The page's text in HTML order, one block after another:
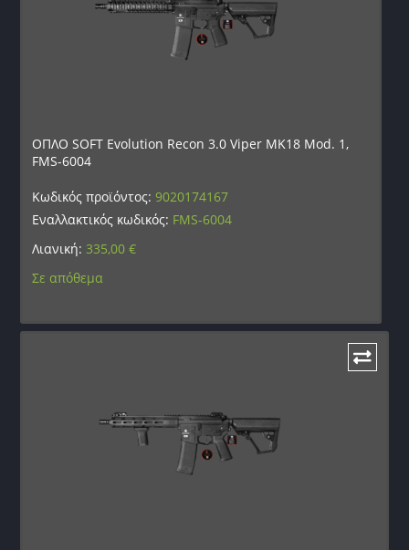
ΟΠΛΟ SOFT Evolution Recon 3.0 Viper MK18 Mod. 1,
FMS-6004
Κωδικός προϊόντος:9020174167
Εναλλακτικός κωδικός: FMS-6004
Λιανική: 335,00€
Σε απόθεμα